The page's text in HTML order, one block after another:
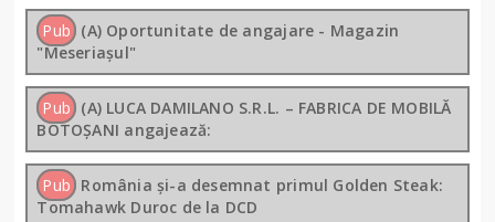
Pub (A) Oportunitate de angajare - Magazin
"Meseriașul"
Pub (A) LUCA DAMILANO S.R.L. – FABRICA DE MOBILĂ
BOTOȘANI angajează:
Pub România și-a desemnat primul Golden Steak:
Tomahawk Duroc de la DCD